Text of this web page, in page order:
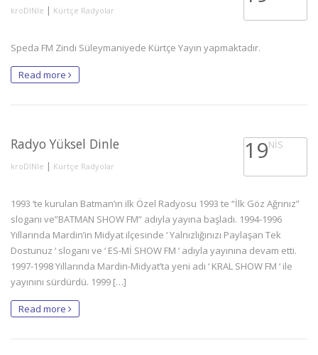
kroDINle | Kürtçe Radyolar
Speda FM Zindi Süleymaniyede Kürtçe Yayın yapmaktadır.
Read more
Radyo Yüksel Dinle
kroDINle | Kürtçe Radyolar
19NIS
1993 ‘te kurulan Batman’ın ilk Özel Radyosu 1993 te “İlk Göz Ağrınız”
sloganı ve”BATMAN SHOW FM” adıyla yayına başladı. 1994-1996
Yıllarında Mardin’in Midyat ilçesinde ‘ Yalnızlığınızı Paylaşan Tek
Dostunuz ‘ sloganı ve ‘ ES-Mİ SHOW FM ‘ adıyla yayınına devam etti.
1997-1998 Yıllarında Mardin-Midyat’ta yeni adı ‘ KRAL SHOW FM ‘ ile
yayınını sürdürdü. 1999 […]
Read more